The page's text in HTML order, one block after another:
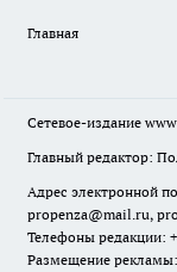
Главная
Сетевое-издание
Главный редактор:
Адрес электронной
propenza@mail.ru,
Телефоны редакции:
Размещение